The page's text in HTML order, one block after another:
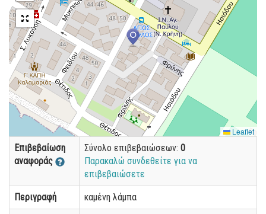
Leaflet
Επιβεβαίωση
αναφοράς
Σύνολο επιβεβαιώσεων: 0
Παρακαλώ συνδεθείτε για να
επιβεβαιώσετε
Περιγραφή καμένη λάμπα